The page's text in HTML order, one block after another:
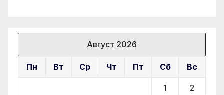
Август 2026
Пн Вт Ср Чт Пт Сб Вс
1 2